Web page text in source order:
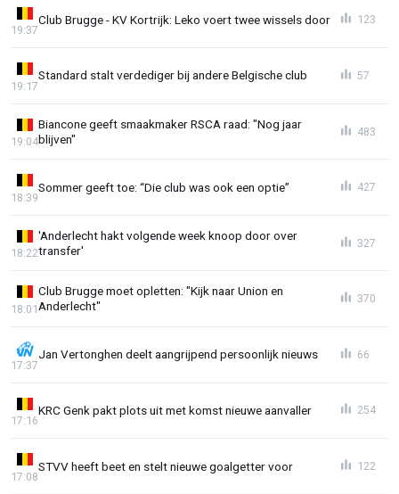
Club Brugge - KV Kortrijk: Leko voert twee wissels door
19:37
123
Standard stalt verdediger bij andere Belgische club
19:17
57
Biancone geeft smaakmaker RSCA raad: "Nog jaar
blijven"
19:04
483
Sommer geeft toe: “Die club was ook een optie”
18:39
427
'Anderlecht hakt volgende week knoop door over
transfer'
18:22
327
Club Brugge moet opletten: "Kijk naar Union en
Anderlecht"
18:01
370
Jan Vertonghen deelt aangrijpend persoonlijk nieuws
17:37
66
KRC Genk pakt plots uit met komst nieuwe aanvaller
17:16
254
STVV heeft beet en stelt nieuwe goalgetter voor
17:08
122